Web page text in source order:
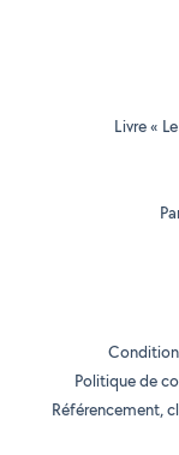
Livre «
Politique de
Référencement,